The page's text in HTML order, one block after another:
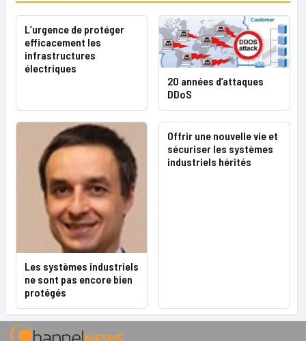
L’urgence de protéger
efficacement les
infrastructures
électriques
20 années d’attaques
DDoS
Les systèmes industriels
ne sont pas encore bien
protégés
Offrir une nouvelle vie et
sécuriser les systèmes
industriels hérités